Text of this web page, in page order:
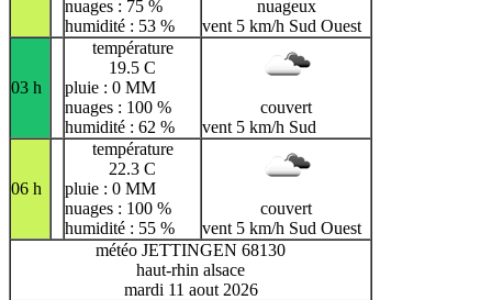
nuages : 75 %
humidité : 53 %
nuageux
vent 5 km/h Sud Ouest
03 h
température
19.5 C
pluie : 0 MM
nuages : 100 %
humidité : 62 %
couvert
vent 5 km/h Sud
06 h
température
22.3 C
pluie : 0 MM
nuages : 100 %
humidité : 55 %
couvert
vent 5 km/h Sud Ouest
météo JETTINGEN 68130
haut-rhin alsace
mardi 11 aout 2026